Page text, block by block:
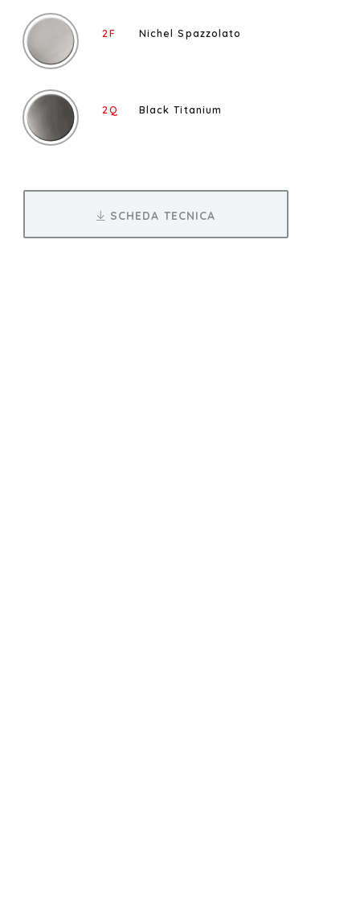
2F Nichel Spazzolato
2Q Black Titanium
SCHEDA TECNICA